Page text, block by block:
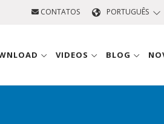
CONTATOS PORTUGUÊS
VIDEOS BLOG